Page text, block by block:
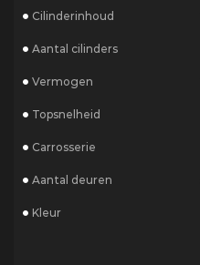
Cilinderinhoud
Aantal cilinders
Vermogen
Topsnelheid
Carrosserie
Aantal deuren
Kleur